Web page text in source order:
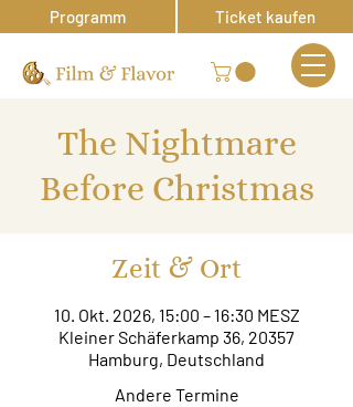
Programm Ticket kaufen
The Nightmare
Before Christmas
Zeit & Ort
10. Okt. 2026, 15:00 – 16:30 MESZ
Kleiner Schäferkamp 36, 20357
Hamburg, Deutschland
Andere Termine